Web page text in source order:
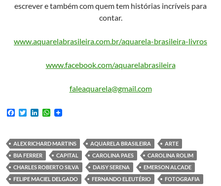
escrever e também com quem tem histórias incríveis para
contar.
www.aquarelabrasileira.com.br/aquarela-brasileira-livros
www.facebook.com/aquarelabrasileira
faleaquarela@gmail.com
F
b
o
o
k
T
t
e
r
e
d
I
n
W
s
A
p
p
ALEX RICHARD MARTINS AQUARELA BRASILEIRA
ARTE
BIA FERRER
CAPITAL CAROLINA PAES
CAROLINA ROLIM
CHARLES ROBERTO SILVA
DAISY SERENA
EMERSON ALCADE
FELIPE MACIEL DELGADO
FERNANDO ELEUTÉRIO FOTOGRAFIA